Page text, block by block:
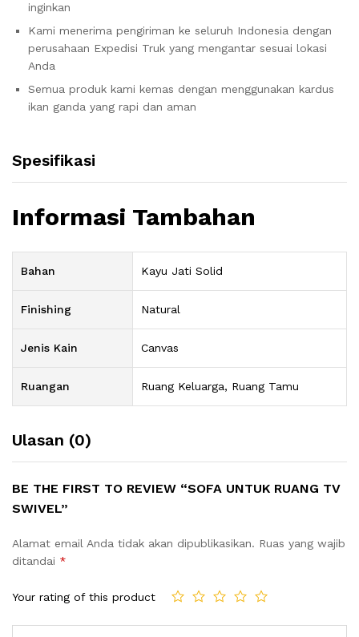
inginkan
Kami menerima pengiriman ke seluruh Indonesia dengan
perusahaan Expedisi Truk yang mengantar sesuai lokasi
Anda
Semua produk kami kemas dengan menggunakan kardus
ikan ganda yang rapi dan aman
Spesifikasi
Informasi Tambahan
Bahan Kayu Jati Solid
Finishing Natural
Jenis Kain Canvas
Ruangan Ruang Keluarga, Ruang Tamu
Ulasan (0)
BE THE FIRST TO REVIEW “SOFA UNTUK RUANG TV
SWIVEL”
Alamat email Anda tidak akan dipublikasikan. Ruas yang wajib
ditandai *
Your rating of this product